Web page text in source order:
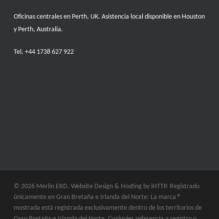
Oficinas centrales en Perth, UK. Asistencia local disponible en Houston
y Perth, Australia.
Tel. +44 1738 627 922
© 2026 Merlin ERD. Website Design & Hosting by iHTTP. Registrado
únicamente en Gran Bretaña e Irlanda del Norte: La marca ®
mostrada está registrada exclusivamente dentro de los territorios de